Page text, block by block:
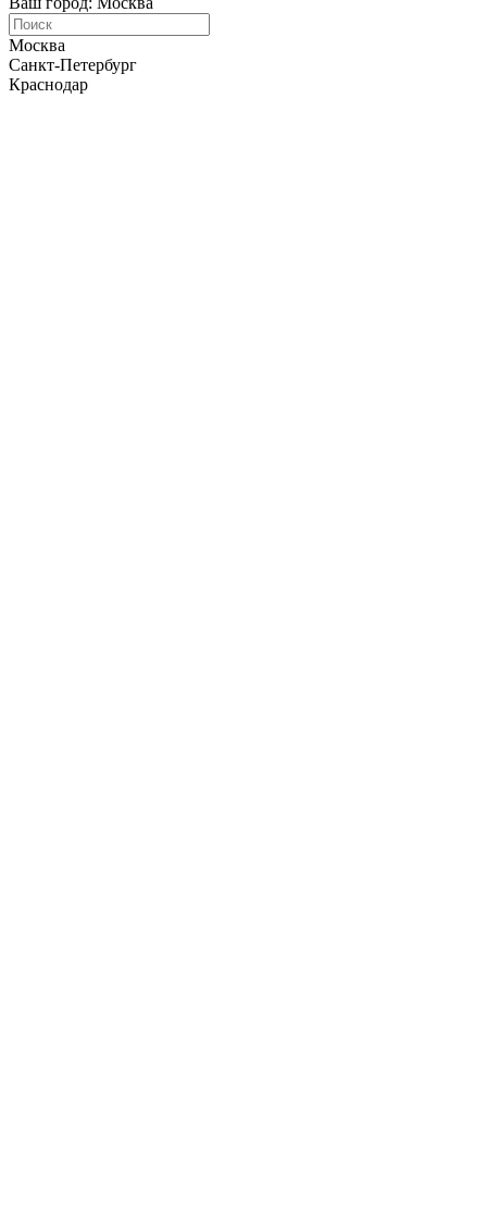
Москва
Санкт-Петербург
Краснодар